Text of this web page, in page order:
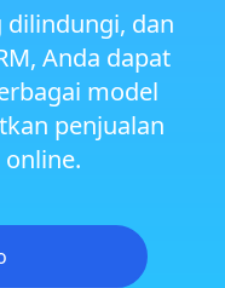
Zoom
Web Dinamis
dan
Anda dapat
model
penjualan